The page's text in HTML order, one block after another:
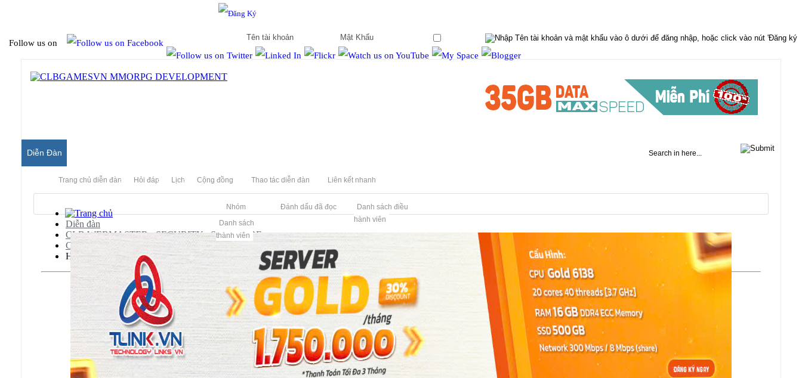
Follow us on
Diễn Đàn
Trang chủ diễn đàn Hỏi đáp Lịch Cộng đồng
Nhóm
Danh sách
thành viên
Thao tác diễn đàn
Đánh dấu đã đọc
Liên kết nhanh
Danh sách điều
hành viên
Diễn đàn
CLB WEBMASTER - SECURITY - SOFTWARE
CLB vBulletin
Hỏi/Đáp về vBulletin